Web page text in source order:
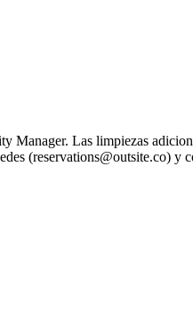
Manager. Las limpiezas
(reservations@outsite.co) y